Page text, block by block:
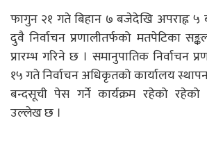
फागुन २१ गते बिहान ७ बजेदेखि अपराह्न
दुवै निर्वाचन प्रणालीतर्फको मतपेटिका
प्रारम्भ गरिने छ । समानुपातिक निर्वाचन
१५ गते निर्वाचन अधिकृतको कार्यालय
बन्दसूची पेस गर्ने कार्यक्रम रहेको रहेको
उल्लेख छ ।